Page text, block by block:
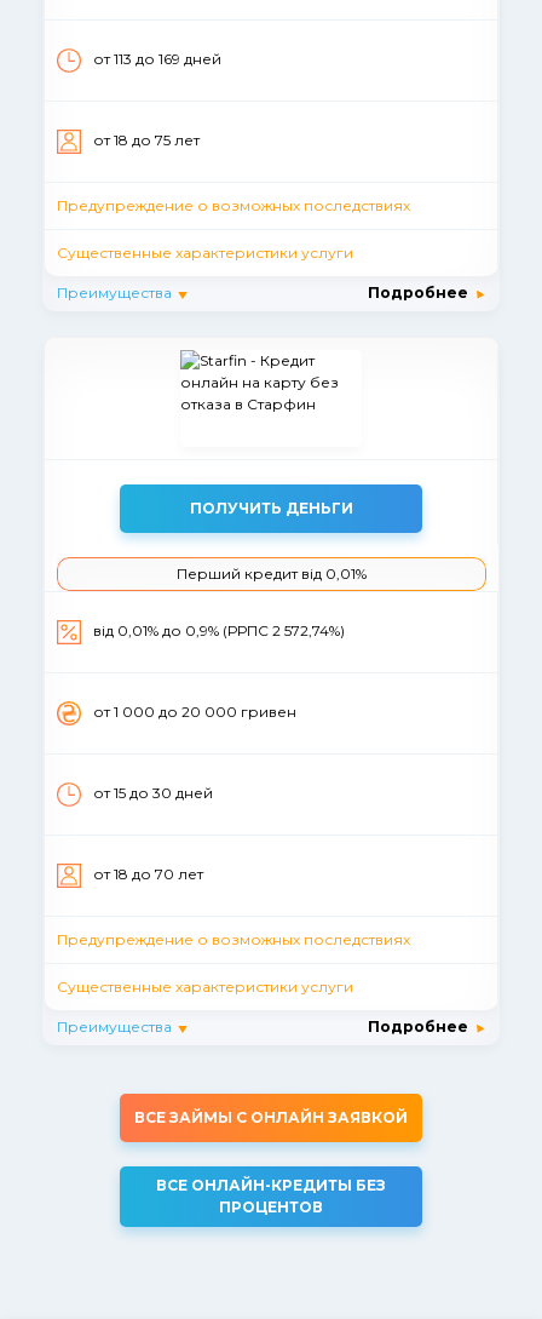
от 113 до 169 дней
от 18 до 75 лет
Предупреждение о возможных последствиях
Существенные характеристики услуги
Преимущества Подробнее
ПОЛУЧИТЬ ДЕНЬГИ
Перший кредит від 0,01%
вiд 0,01% до 0,9% (РРПС 2 572,74%)
от 1 000 до 20 000 гривен
от 15 до 30 дней
от 18 до 70 лет
Предупреждение о возможных последствиях
Существенные характеристики услуги
Преимущества Подробнее
ВСЕ ЗАЙМЫ С ОНЛАЙН ЗАЯВКОЙ
ВСЕ ОНЛАЙН-КРЕДИТЫ БЕЗ
ПРОЦЕНТОВ